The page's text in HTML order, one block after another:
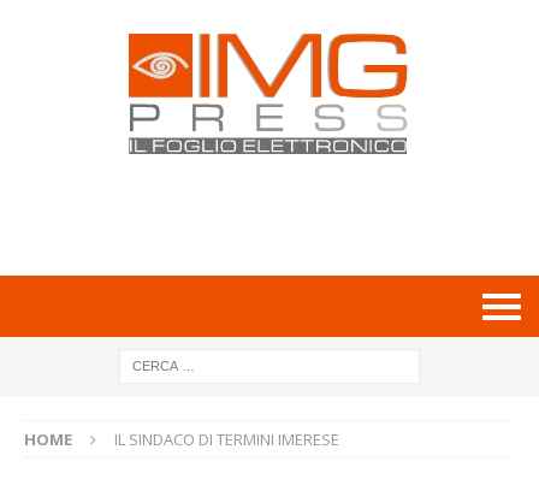
HOME IL SINDACO DI TERMINI IMERESE